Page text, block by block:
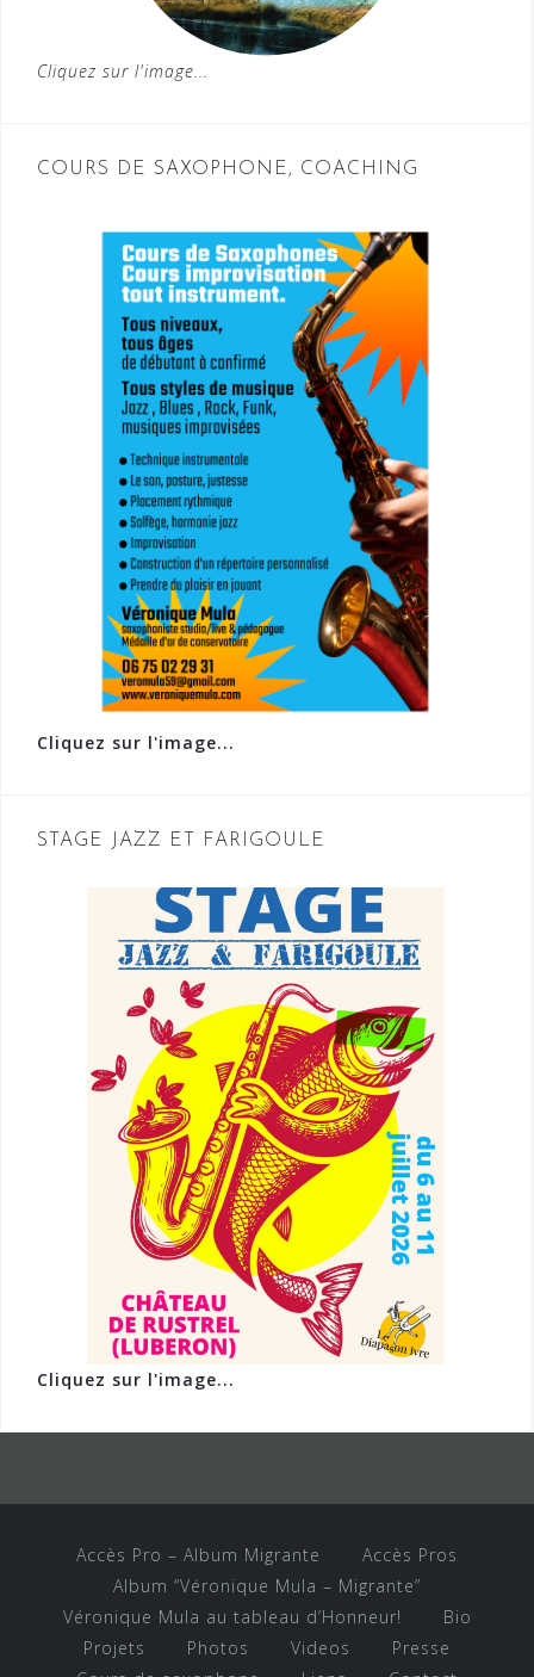
Cliquez sur l'image...
COURS DE SAXOPHONE, COACHING
Cliquez sur l'image...
STAGE JAZZ ET FARIGOULE
Cliquez sur l'image...
Accès Pro – Album Migrante
Accès Pros
Album “Véronique Mula – Migrante”
Véronique Mula au tableau d’Honneur!
Bio
Projets
Photos Videos
Presse